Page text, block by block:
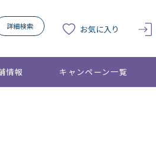
詳細検索 お気に入り
情報 キャンペーン一覧